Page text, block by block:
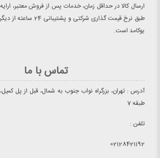
ارسال کالا در حداقل زمان، خدمات پس از فروش معتبر،
طبق نرخ قیمت گذاری شرکتی
یوکامد است.
تماس با ما
آدرس : تهران، بزرگراه نواب جنوب به شمال، قبل از پل کمیل،
طبقه 7
تلفن :
02128421192